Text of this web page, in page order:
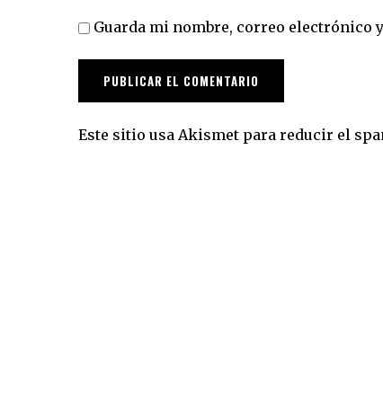
Guarda mi nombre, correo electrónico
Este sitio usa Akismet para reducir el